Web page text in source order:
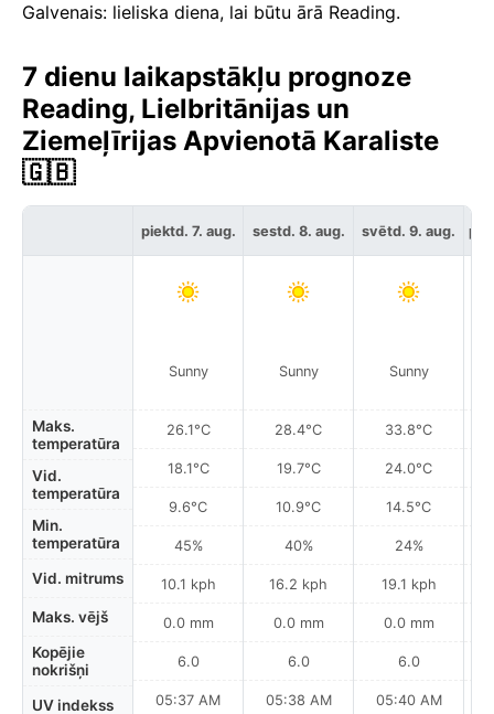
Galvenais: lieliska diena, lai būtu ārā Reading.
7 dienu laikapstākļu prognoze
Reading, Lielbritānijas un
Ziemeļīrijas Apvienotā Karaliste
🇬🇧
Maks.
temperatūra
Vid.
temperatūra
Min.
temperatūra
Vid. mitrums
Maks. vējš
Kopējie
nokrišņi
UV indekss
piektd. 7. aug.
Sunny
26.1°C
18.1°C
9.6°C
45%
10.1 kph
0.0 mm
6.0
05:37 AM
sestd. 8. aug.
Sunny
28.4°C
19.7°C
10.9°C
40%
16.2 kph
0.0 mm
6.0
05:38 AM
svētd. 9. aug.
Sunny
33.8°C
24.0°C
14.5°C
24%
19.1 kph
0.0 mm
6.0
05:40 AM